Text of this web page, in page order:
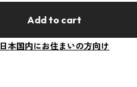
Add to cart
日本国内にお住まいの方向け